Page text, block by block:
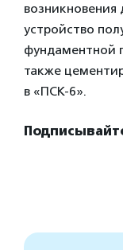
устройство
фундаментной
также
в «ПСК-6».